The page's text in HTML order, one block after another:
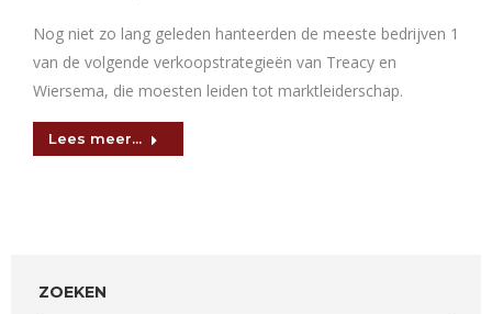
Nog niet zo lang geleden hanteerden de meeste bedrijven 1
van de volgende verkoopstrategieën van Treacy en
Wiersema, die moesten leiden tot marktleiderschap.
Lees meer...
ZOEKEN